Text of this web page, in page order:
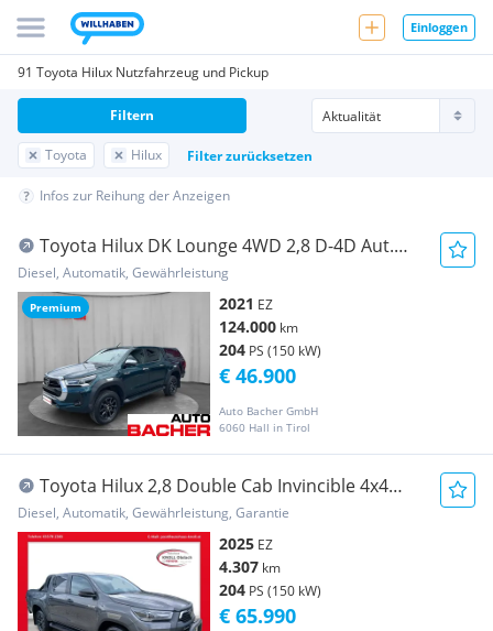
Einloggen
91 Toyota Hilux Nutzfahrzeug und Pickup
Toyota Hilux Filter zurücksetzen
Filtern
Infos zur Reihung der Anzeigen
Premium
Toyota Hilux DK Lounge 4WD 2,8 D-4D Aut.
Pickup
Diesel, Automatik, Gewährleistung
2021 EZ
124.000 km
204 PS (150 kW)
Auto Bacher GmbH
6060 Hall in Tirol
€ 46.900
Toyota Hilux 2,8 Double Cab Invincible 4x4
Automatik Transporter / Kastenwagen
Diesel, Automatik, Gewährleistung, Garantie
2025 EZ
4.307 km
204 PS (150 kW)
€ 65.990